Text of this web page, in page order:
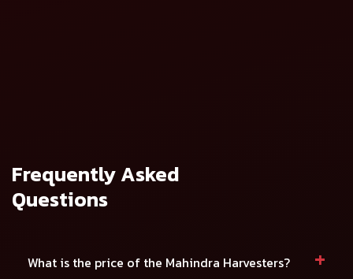
Frequently Asked
Questions
What is the price of the Mahindra Harvesters? +